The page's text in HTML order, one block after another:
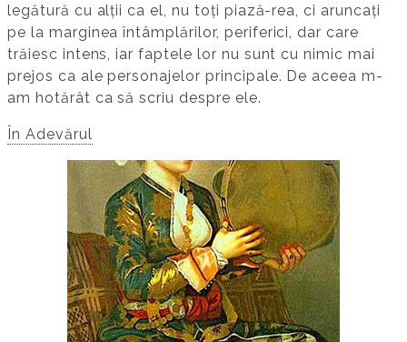
legătură cu alții ca el, nu toți piază-rea, ci aruncați
pe la marginea întâmplărilor, periferici, dar care
trăiesc intens, iar faptele lor nu sunt cu nimic mai
prejos ca ale personajelor principale. De aceea m-
am hotărât ca să scriu despre ele.
În Adevărul